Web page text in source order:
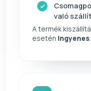
való
A termék
esetén ingyenes